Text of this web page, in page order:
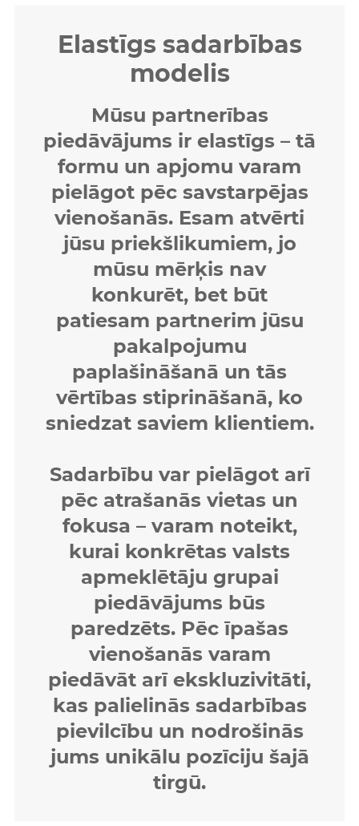
Elastīgs sadarbības
modelis
Mūsu partnerības
piedāvājums ir elastīgs – tā
formu un apjomu varam
pielāgot pēc savstarpējas
vienošanās. Esam atvērti
jūsu priekšlikumiem, jo
mūsu mērķis nav
konkurēt, bet būt
patiesam partnerim jūsu
pakalpojumu
paplašināšanā un tās
vērtības stiprināšanā, ko
sniedzat saviem klientiem.
Sadarbību var pielāgot arī
pēc atrašanās vietas un
fokusa – varam noteikt,
kurai konkrētas valsts
apmeklētāju grupai
piedāvājums būs
paredzēts. Pēc īpašas
vienošanās varam
piedāvāt arī ekskluzivitāti,
kas palielinās sadarbības
pievilcību un nodrošinās
jums unikālu pozīciju šajā
tirgū.